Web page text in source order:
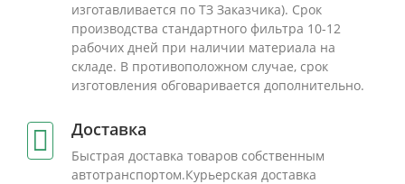
изготавливается по ТЗ Заказчика). Срок
производства стандартного фильтра 10-12
рабочих дней при наличии материала на
складе. В противоположном случае, срок
изготовления обговаривается дополнительно.
Доставка
Быстрая доставка товаров собственным
автотранспортом.Курьерская доставка